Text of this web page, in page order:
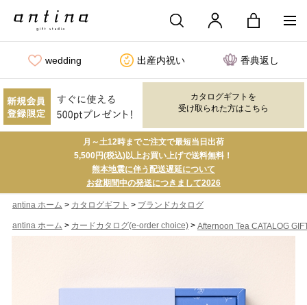
wedding 出産内祝い 香典返し
カタログギフトを
受け取られた方はこちら
月～土12時までご注文で最短当日出荷
5,500円(税込)以上お買い上げで送料無料！
熊本地震に伴う配送遅延について
お盆期間中の発送につきまして2026
antina ホーム > カタログギフト > ブランドカタログ
antina ホーム > カードカタログ(e-order choice)> Afternoon Tea CATALOG